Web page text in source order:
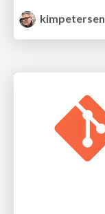
kimpetersen